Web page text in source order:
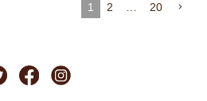
1 2 … 20